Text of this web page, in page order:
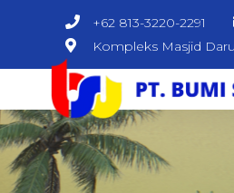
+62 813-3220-2291
Kompleks Masjid